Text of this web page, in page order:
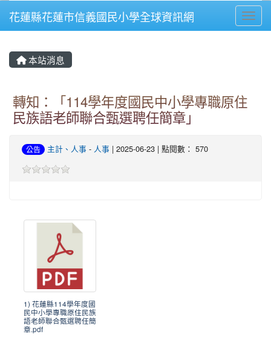
⏸
花蓮縣花蓮市信義國民小學全球資訊網
本站消息
轉知：「114學年度國民中小學專職原住
民族語老師聯合甄選聘任簡章」
公告 主計、人事 - 人事 | 2025-06-23 | 點閱數： 570
1) 花蓮縣114學年度國
民中小學專職原住民族
語老師聯合甄選聘任簡
章.pdf